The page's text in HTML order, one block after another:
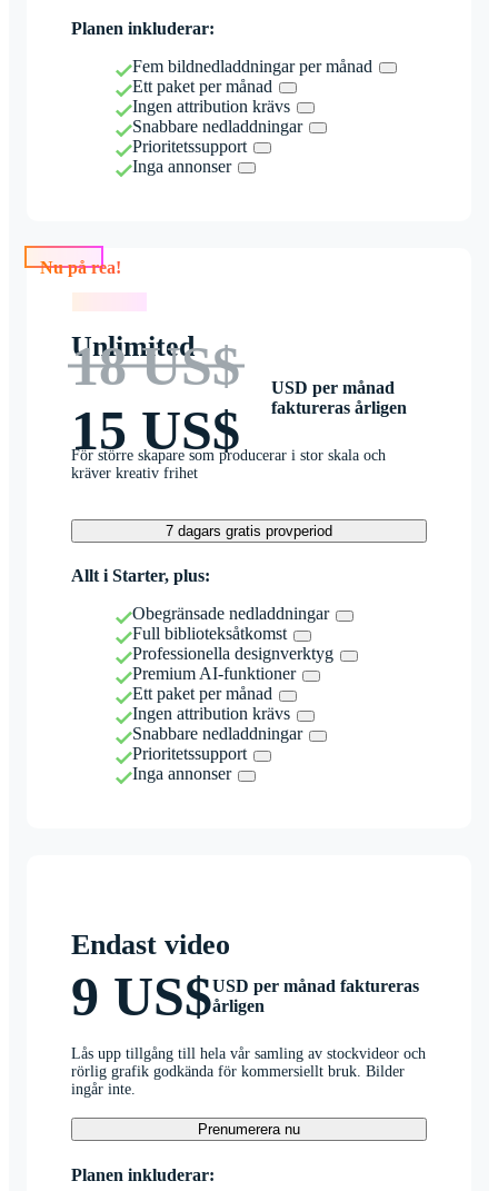
Planen inkluderar:
Fem bildnedladdningar per månad
Ett paket per månad
Ingen attribution krävs
Snabbare nedladdningar
Prioritetssupport
Inga annonser
Nu på rea!
Unlimited
18 US$
15 US$
USD per månad
faktureras årligen
För större skapare som producerar i stor skala och
kräver kreativ frihet
7 dagars gratis provperiod
Allt i Starter, plus:
Obegränsade nedladdningar
Full biblioteksåtkomst
Professionella designverktyg
Premium AI-funktioner
Ett paket per månad
Ingen attribution krävs
Snabbare nedladdningar
Prioritetssupport
Inga annonser
Endast video
9 US$USD per månad faktureras
årligen
Lås upp tillgång till hela vår samling av stockvideor och
rörlig grafik godkända för kommersiellt bruk. Bilder
ingår inte.
Prenumerera nu
Planen inkluderar: